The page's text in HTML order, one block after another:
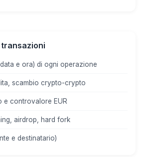
e ora) di ogni operazione
scambio crypto-crypto
e controvalore EUR
airdrop, hard fork
e destinatario)